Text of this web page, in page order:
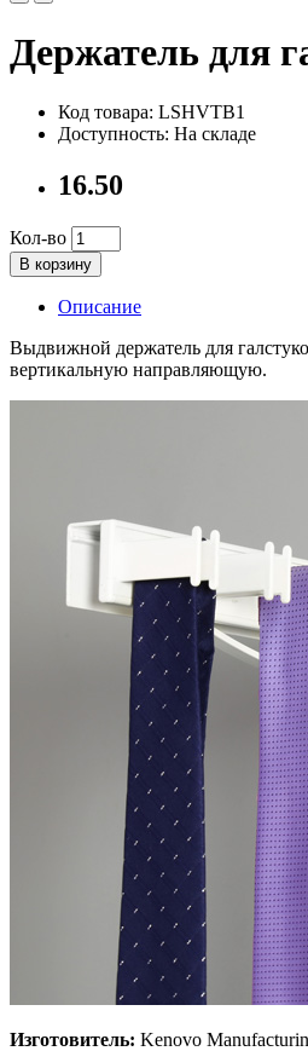
Держатель для
Код товара: LSHVTB1
Доступность: На складе
16.50
Кол-во
В корзину
Описание
Выдвижной держатель для
вертикальную направляющую.
Изготовитель: Kenovo